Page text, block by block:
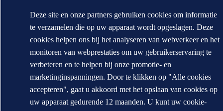
Deze site en onze partners gebruiken cookies om informatie
te verzamelen die op uw apparaat wordt opgeslagen. Deze
cookies helpen ons bij het analyseren van webverkeer en het
monitoren van webprestaties om uw gebruikerservaring te
verbeteren en te helpen bij onze promotie- en
marketinginspanningen. Door te klikken op "Alle cookies
accepteren", gaat u akkoord met het opslaan van cookies op
uw apparaat gedurende 12 maanden. U kunt uw cookie-